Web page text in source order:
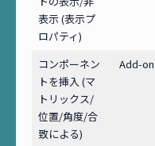
表示 (表示プ
ロパティ)
コンポーネン
トを挿入 (マ
トリックス/
位置/角度/合
致による)
Add-on